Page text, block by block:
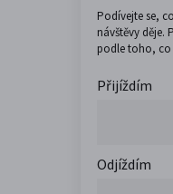
Podívejte se,
návštěvy děje.
podle toho, co
Přijíždím
Odjíždím